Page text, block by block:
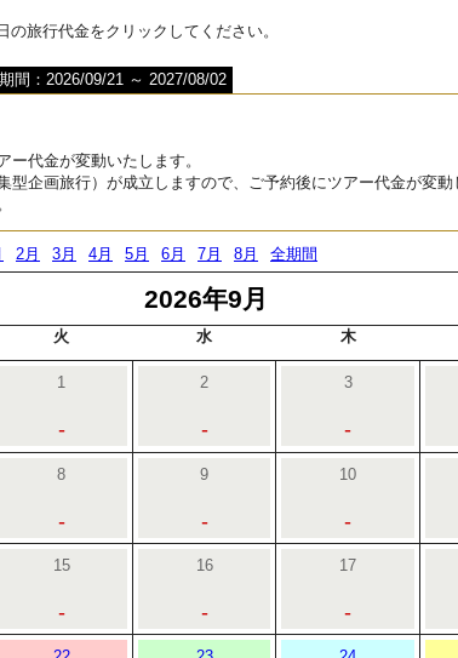
旅行代金をクリックしてください。
間：2026/09/21 ～ 2027/08/02
ー代金が変動いたします。
型企画旅行）が成立しますので、ご予約後にツアー代金が変
2月 3月 4月 5月 6月 7月 8月 全期間
2026年9月
火 水 木
1
-
2
-
3
-
8
-
9
-
10
-
15
-
16
-
17
-